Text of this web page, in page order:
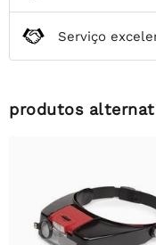
Serviço
produtos